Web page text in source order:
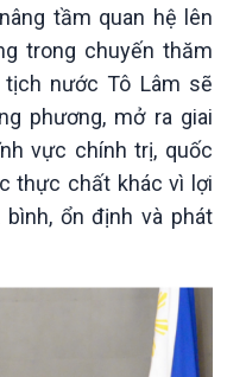
giới & Việt Nam
cương - Một dải vững
tầm quan hệ lên
trong chuyến thăm
tịch nước Tô Lâm sẽ
phương, mở ra giai
vực chính trị, quốc
thực chất khác vì lợi
ổn định và phát